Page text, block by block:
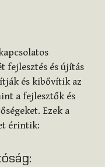
fejlesztés és újítás
és kibővítik az
a fejlesztők és
Ezek a
érintik: